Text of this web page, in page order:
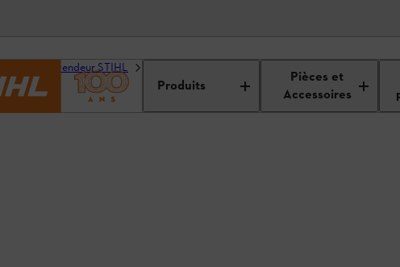
Produits
Pièces et
Accessoires
Trouvez un revendeur STIHL